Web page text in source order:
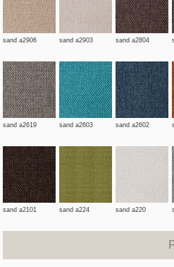
sand a2906 sand a2903 sand a2804
sand a2619 sand a2603 sand a2602
sand a2101 sand a224 sand a220